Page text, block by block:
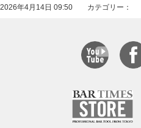
2026年4月14日 09:50 カテゴリー：